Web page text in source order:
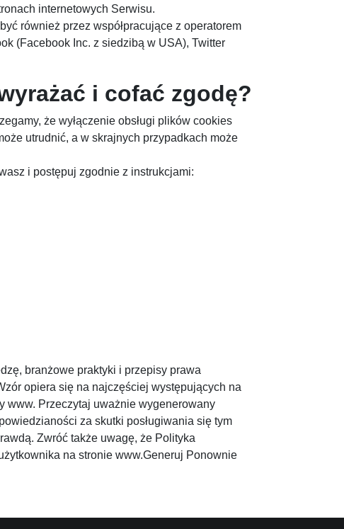
internetowych Serwisu.
również przez współpracujące z operatorem
(Facebook Inc. z siedzibą w USA), Twitter
i cofać zgodę?
że wyłączenie obsługi plików cookies
utrudnić, a w skrajnych przypadkach może
i postępuj zgodnie z instrukcjami:
branżowe praktyki i przepisy prawa
opiera się na najczęściej występujących na
www. Przeczytaj uważnie wygenerowany
za skutki posługiwania się tym
Zwróć także uwagę, że Polityka
na stronie www.Generuj Ponownie